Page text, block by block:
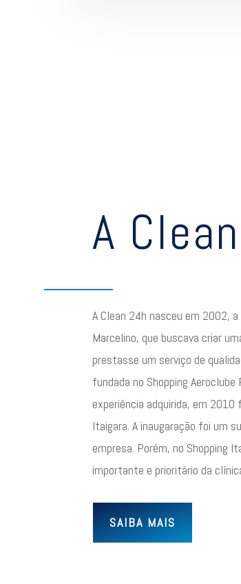
A Clean
A Clean 24h nasceu em 2002,
Marcelino, que buscava criar
prestasse um serviço de
fundada no Shopping
experiência adquirida, em
Itaigara. A inaugaração foi um
empresa. Porém, no Shopping
importante e prioritário da
SAIBA MAIS